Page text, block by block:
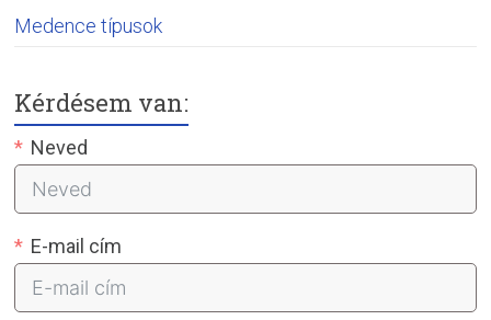
Medence típusok
Kérdésem van:
Neved
E-mail cím